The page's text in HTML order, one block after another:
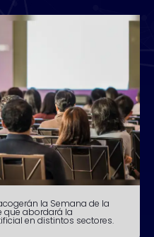
la Semana de la
que abordará la
en distintos sectores.